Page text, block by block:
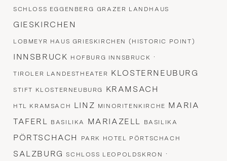
SCHLOSS EGGENBERG GRAZER LANDHAUS
GIESKIRCHEN
LOBMEYR HAUS GRIESKIRCHEN (HISTORIC POINT)
INNSBRUCK HOFBURG INNSBRUCK ·
TIROLER LANDESTHEATER KLOSTERNEUBURG
STIFT KLOSTERNEUBURG KRAMSACH
HTL KRAMSACH LINZ MINORITENKIRCHE MARIA
TAFERL BASILIKA MARIAZELL BASILIKA
PÖRTSCHACH PARK HOTEL PÖRTSCHACH
SALZBURGSCHLOSS LEOPOLDSKRON ·